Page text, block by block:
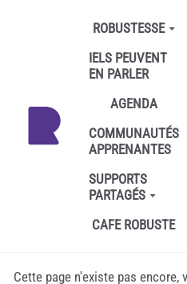
Aller au contenu principal
ROBUSTESSE
IELS PEUVENT
EN PARLER
AGENDA
COMMUNAUTÉS
APPRENANTES
SUPPORTS
PARTAGÉS
CAFE ROBUSTE
Cette page n'existe pas encore,